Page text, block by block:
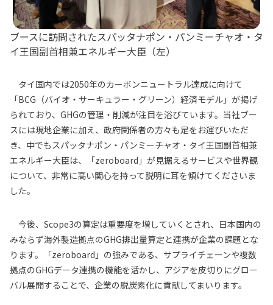
ブースに訪問されたスパッタナポン・パンミーチャオ・タ
イ王国副首相兼エネルギー大臣（左）
タイ国内では2050年のカーボンニュートラル達成に向けて
「BCG（バイオ・サーキュラー・グリーン）経済モデル」が掲げ
られており、GHGの管理・削減が注目を浴びています。当社ブー
スには現地企業に加え、政府関係者の方々も足をお運びいただ
き、中でもスパッタナポン・パンミーチャオ・タイ王国副首相兼
エネルギー大臣は、「zeroboard」が見据えるサービスや世界観
について、非常に高い関心を持って説明に耳を傾けてくださいま
した。
今後、Scope3の算定は重要度を増していくとされ、日本国内の
みならず海外製造拠点のGHG排出量算定と連携が企業の課題とな
ります。「zeroboard」の強みである、サプライチェーンや複数
拠点のGHGデータ連携の機能を活かし、アジアを皮切りにグロー
バル展開することで、企業の脱炭素化に貢献してまいります。